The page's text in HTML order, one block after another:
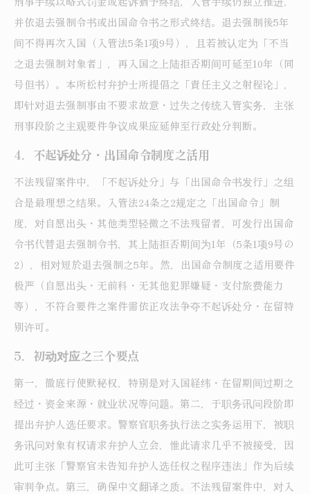
并依退去强制令书或出国命令书之形式终结。退去强制後5年
间不得再次入国（入管法5条1项9号），且若被认定为「不当
之退去强制対象者」，再入国之上陆拒否期间可延至10年（同
号但书）。本所松村弁护士所提倡之「責任主义之射程论」，
即针对退去强制事由不要求故意・过失之传统入管实务，主张
刑事段阶之主观要件争议成果应延伸至行政处分判断。
4．不起诉处分・出国命令制度之活用
不法残留案件中，「不起诉处分」与「出国命令书发行」之组
合是最理想之结果。入管法24条之2规定之「出国命令」制
度，对自愿出头・其他类型轻微之不法残留者，可发行出国命
令书代替退去强制令书，其上陆拒否期间为1年（5条1项9号の
2），相对短於退去强制之5年。然，出国命令制度之适用要件
极严（自愿出头・无前科・无其他犯罪嫌疑・支付旅费能力
等），不符合要件之案件需依正攻法争夺不起诉处分・在留特
别许可。
5．初动对应之三个要点
第一，徹底行使默秘权，特别是对入国経纬・在留期间过期之
经过・资金来源・就业状况等问题。第二，于职务讯问段阶即
提出弁护人选任要求。警察官职务执行法之实务运用下，被职
务讯问对象有权请求弁护人立会，惟此请求几乎不被接受，因
此可主张「警察官未告知弁护人选任权之程序违法」作为后续
审判争点。第三，确保中文翻译之质。不法残留案件中，对入